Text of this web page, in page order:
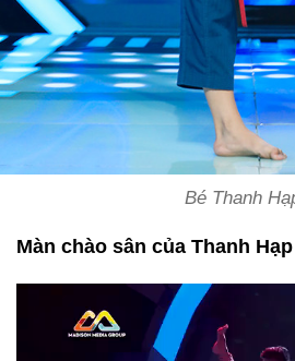
Bé Thanh
Màn chào sân của Thanh